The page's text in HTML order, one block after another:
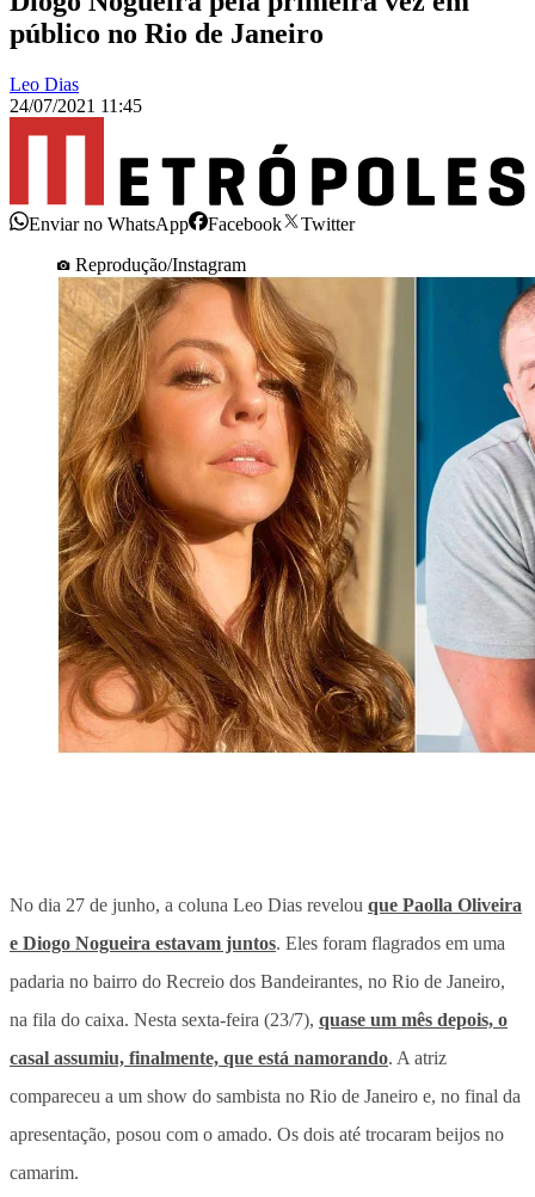
público no Rio de Janeiro
Leo Dias
24/07/2021 11:45
Enviar no WhatsApp Facebook
Twitter
Reprodução/Instagram
No dia 27 de junho, a coluna Leo Dias revelou que Paolla Oliveira
e Diogo Nogueira estavam juntos. Eles foram flagrados em uma
padaria no bairro do Recreio dos Bandeirantes, no Rio de Janeiro,
na fila do caixa. Nesta sexta-feira (23/7), quase um mês depois, o
casal assumiu, finalmente, que está namorando. A atriz
compareceu a um show do sambista no Rio de Janeiro e, no final da
apresentação, posou com o amado. Os dois até trocaram beijos no
camarim.